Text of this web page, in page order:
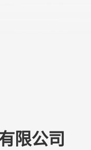
限公司